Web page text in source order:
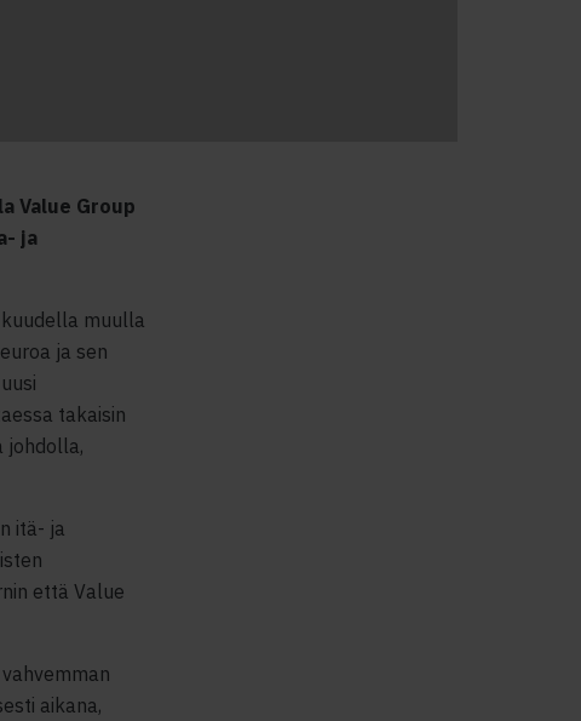
Value Group
ja
muulla
ja sen
takaisin
johdolla,
itä- ja
että Value
aikana,